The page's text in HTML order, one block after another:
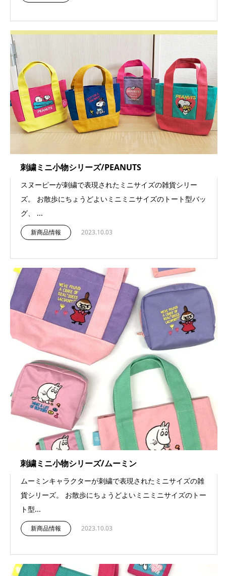
刺繍ミニ小物シリーズ/PEANUTS
スヌーピーが刺繍で表現されたミニサイズの雑貨シリー
ズ。 お散歩にちょうどよいミニミニサイズのトート型バッ
グ、 ...
新商品情報 2023.10.03
刺繍ミニ小物シリーズ/ムーミン
ムーミンキャラクターが刺繍で表現されたミニサイズの雑
貨シリーズ。 お散歩にちょうどよいミニミニサイズのトー
ト型...
新商品情報 2023.10.03